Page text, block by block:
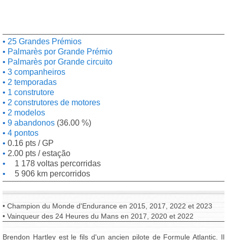
25 Grandes Prémios
Palmarès por Grande Prémio
Palmarès por Grande circuito
3 companheiros
2 temporadas
1 construtore
2 construtores de motores
2 modelos
9 abandonos (36.00 %)
4 pontos
0.16 pts / GP
2.00 pts / estação
1 178 voltas percorridas
5 906 km percorridos
• Champion du Monde d'Endurance en 2015, 2017, 2022 et 2023
• Vainqueur des 24 Heures du Mans en 2017, 2020 et 2022
Brendon Hartley est le fils d'un ancien pilote de Formule Atlantic. Il